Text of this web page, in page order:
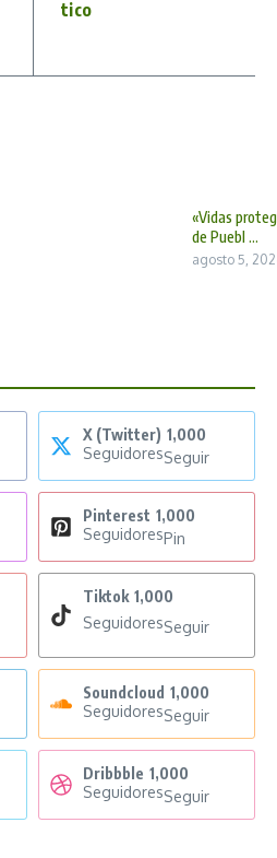
tico
«Vidas
de Puebl ...
agosto 5,
X (Twitter) 1,000
SeguidoresSeguir
Pinterest 1,000
SeguidoresPin
Tiktok 1,000
SeguidoresSeguir
Soundcloud 1,000
SeguidoresSeguir
Dribbble 1,000
SeguidoresSeguir